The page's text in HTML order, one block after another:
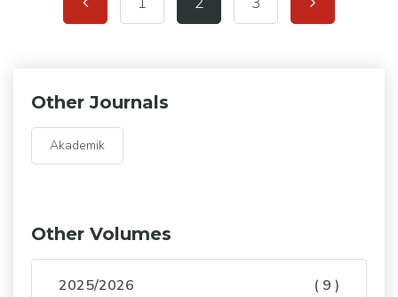
Other Journals
Akademik
Other Volumes
2025/2026 ( 9 )